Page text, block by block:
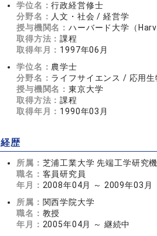
学位名：行政経営修士
分野名： 人文・社会 / 経営学
授与機関名：ハーバード大学（
取得方法：課程
取得年月： 1997年06月
学位名： 農学士
分野名： ライフサイエンス / 応用生
授与機関名：東京大学
取得方法：課程
取得年月： 1990年03月
経歴
所属： 芝浦工業大学 先端工学研究
職名： 客員研究員
年月： 2008年04月 ～ 2009年03月
所属： 関西学院大学
職名： 教授
年月： 2005年04月 ～ 継続中